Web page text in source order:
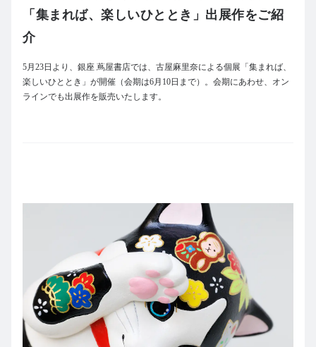
「集まれば、楽しいひととき」出展作をご紹
介
5月23日より、銀座 蔦屋書店では、古屋麻里奈による個展「集まれば、
楽しいひととき」が開催（会期は6月10日まで）。会期にあわせ、オン
ラインでも出展作を販売いたします。